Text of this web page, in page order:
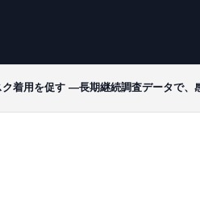
着用を促す ―長期継続調査データで